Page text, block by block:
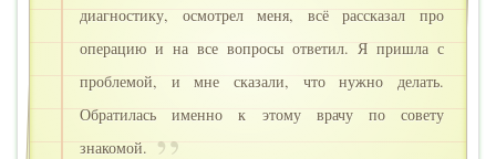
диагностику, осмотрел меня, всё рассказал про
операцию и на все вопросы ответил. Я пришла с
проблемой, и мне сказали, что нужно делать.
Обратилась именно к этому врачу по совету
знакомой.